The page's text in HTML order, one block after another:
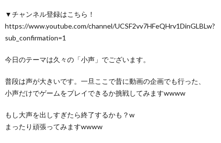
▼チャンネル登録はこちら！
https://www.youtube.com/channel/UCSF2vv7HFeQHrv1DinGLBLw?
sub_confirmation=1
今日のテーマは久々の「小声」でございます。
普段は声が大きいです。一旦ここで昔に動画の企画でも行った、
小声だけでゲームをプレイできるか挑戦してみますwwww
もし大声を出しすぎたら終了するかも？w
まったり頑張ってみますwwww